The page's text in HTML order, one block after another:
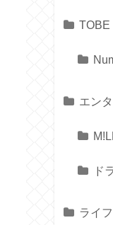
TOBE
エン
ド
ライフ